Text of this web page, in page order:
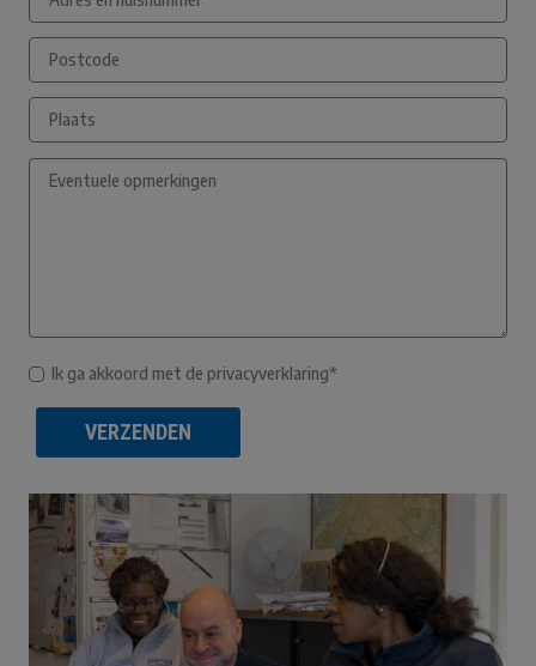
Ik ga akkoord met de privacyverklaring*
VERZENDEN